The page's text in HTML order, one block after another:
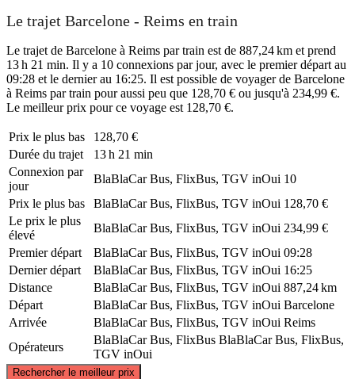
Le trajet Barcelone - Reims en train
Le trajet de Barcelone à Reims par train est de 887,24 km et prend
13 h 21 min. Il y a 10 connexions par jour, avec le premier départ au
09:28 et le dernier au 16:25. Il est possible de voyager de Barcelone
à Reims par train pour aussi peu que 128,70 € ou jusqu'à 234,99 €.
Le meilleur prix pour ce voyage est 128,70 €.
Prix ​​le plus bas
128,70 €
Durée du trajet
13 h 21 min
Connexion par
jour
BlaBlaCar Bus, FlixBus, TGV inOui 10
Prix ​​le plus bas
BlaBlaCar Bus, FlixBus, TGV inOui 128,70 €
Le prix le plus
élevé
BlaBlaCar Bus, FlixBus, TGV inOui 234,99 €
Premier départ
BlaBlaCar Bus, FlixBus, TGV inOui 09:28
Dernier départ
BlaBlaCar Bus, FlixBus, TGV inOui 16:25
Distance
BlaBlaCar Bus, FlixBus, TGV inOui 887,24 km
Départ
BlaBlaCar Bus, FlixBus, TGV inOui Barcelone
Arrivée
BlaBlaCar Bus, FlixBus, TGV inOui Reims
Opérateurs
BlaBlaCar Bus, FlixBus BlaBlaCar Bus, FlixBus,
TGV inOui
Rechercher le meilleur prix